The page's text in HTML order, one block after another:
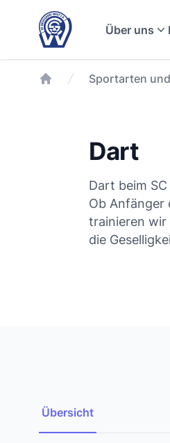
Über uns
Sportarten
Dart
Dart beim
Ob Anfänger
trainieren wir
die
Übersicht